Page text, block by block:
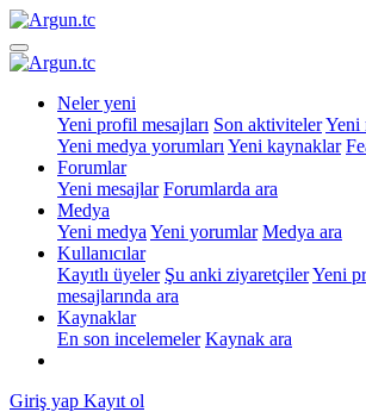
Neler yeni
Yeni profil mesajları Son aktivitelerYeni
Yeni medya yorumları Yeni kaynaklar
Forumlar
Yeni mesajlar Forumlarda ara
Medya
Yeni medya Yeni yorumlar Medya ara
Kullanıcılar
Kayıtlı üyeler Şu anki ziyaretçilerYeni
mesajlarında ara
Kaynaklar
En son incelemeler Kaynak ara
Giriş yap Kayıt ol